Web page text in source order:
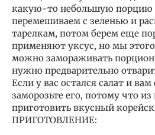
какую-то небольшую порцию
перемешиваем с зеленью и
тарелкам, потом берем еще
применяют уксус, но мы
можно замораживать
нужно предварительно
Если у вас остался салат и вам
заморозьте его, потому что
приготовить вкусный
ПРИГОТОВЛЕНИЕ: